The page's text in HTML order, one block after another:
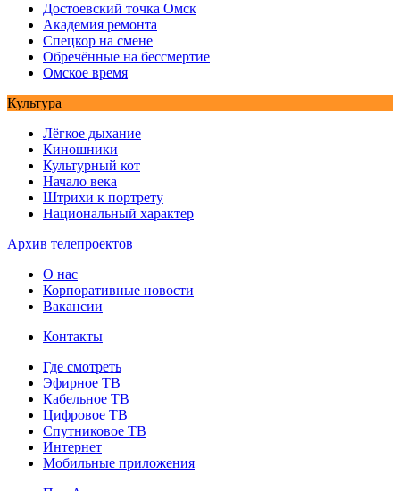
Достоевский точка Омск
Академия ремонта
Спецкор на смене
Обречённые на бессмертие
Омское время
Культура
Лёгкое дыхание
Киношники
Культурный кот
Начало века
Штрихи к портрету
Национальный характер
Архив телепроектов
О нас
Корпоративные новости
Вакансии
Контакты
Где смотреть
Эфирное ТВ
Кабельное ТВ
Цифровое ТВ
Спутниковое ТВ
Интернет
Мобильные приложения